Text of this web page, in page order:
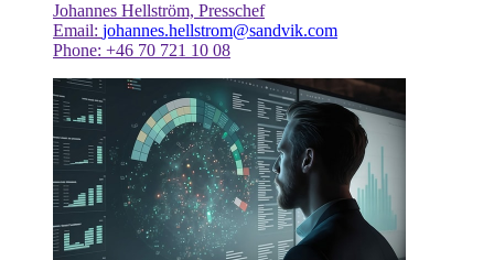
Johannes Hellström, Presschef
Email: johannes.hellstrom@sandvik.com
Phone: +46 70 721 10 08